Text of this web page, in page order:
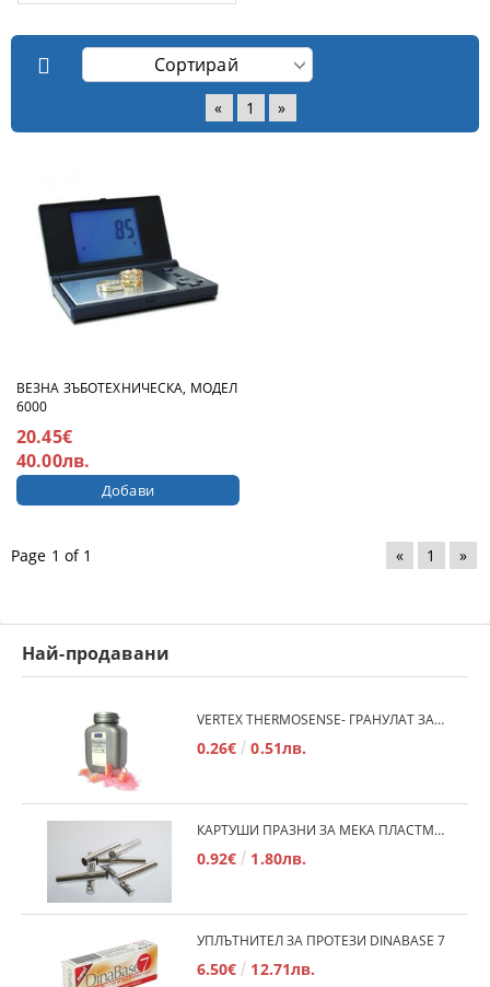
« 1 »
ВЕЗНА ЗЪБОТЕХНИЧЕСКА, МОДЕЛ
6000
20.45€
40.00лв.
Page 1 of 1 « 1 »
Най-продавани
VERTEX THERMOSENSE- ГРАНУЛАТ ЗА МЕКИ ПРОТЕЗИ
0.26€ 0.51лв.
КАРТУШИ ПРАЗНИ ЗА МЕКА ПЛАСТМАСА
0.92€ 1.80лв.
УПЛЪТНИТЕЛ ЗА ПРОТЕЗИ DINABASE 7
6.50€ 12.71лв.